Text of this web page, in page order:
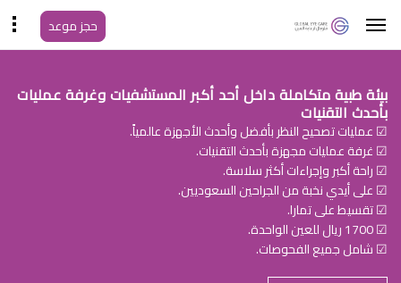
حجز موعد
بيئة طبية متكاملة داخل أحد أكبر المستشفيات وغرفة عمليات
بأحدث التقنيات
☑ عمليات تصحيح النظر بأفضل وأحدث الأجهزة عالمياً.
☑ غرفة عمليات مجهزة بأحدث التقنيات.
☑ راحة أكبر وإجراءات أكثر سلاسة.
☑ على أيدي نخبة من الجراحين السعوديين.
☑ تقسيط على تمارا.
☑ 1700 ريال للعين الواحدة.
☑ شامل جميع الفحوصات.